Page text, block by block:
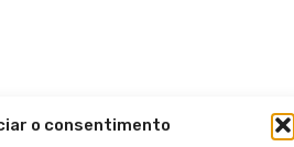
o consentimento